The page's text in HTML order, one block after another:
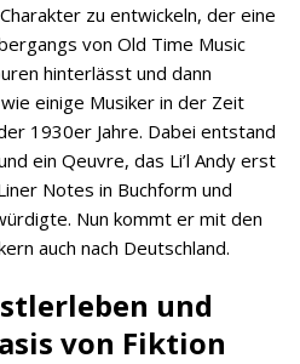
zu entwickeln, der eine
von Old Time Music
hinterlässt und dann
einige Musiker in der Zeit
1930er Jahre. Dabei entstand
ein Qeuvre, das Li’l Andy erst
Notes in Buchform und
Nun kommt er mit den
auch nach Deutschland.
und
von Fiktion